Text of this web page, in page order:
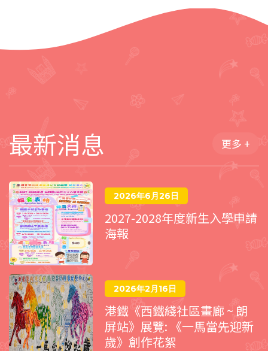
最新消息 更多 +
2026年6月26日
2027-2028年度新生入學申請
海報
2026年2月16日
港鐵《西鐵綫社區畫廊 ~ 朗
屏站》展覽: 《一馬當先迎新
歲》創作花絮